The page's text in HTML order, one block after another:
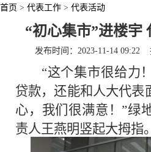
首页 > 代表工作 > 代表活动
“初心集市”进楼宇
发布时间：2023-11-14 09:22
“这个集市很给力
贷款，还能和人大代表
心，我们很满意！”绿
责人王燕明竖起大拇指。